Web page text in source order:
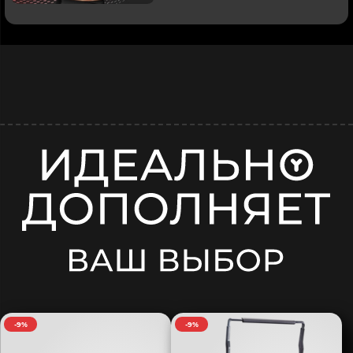
-9% -9%